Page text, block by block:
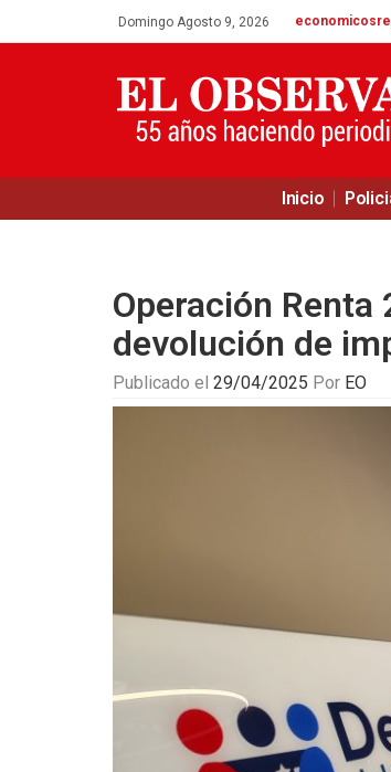
Domingo Agosto 9, 2026
Inicio
Operación Renta
devolución de
Publicado el 29/04/2025 Por EO